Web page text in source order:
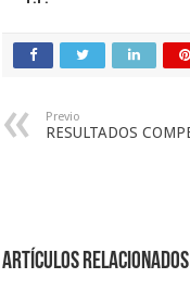
Previo
RESULTADOS
Artículos relacionados